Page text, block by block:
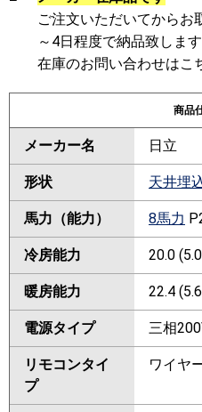
ご注文いただいてからお
～4日程度で納品致しま
在庫のお問い合わせはこ
商品
メーカー名 日立
形状 天井埋
馬力（能力） 8馬力
冷房能力 20.0
暖房能力 22.4
電源タイプ 三相
リモコンタイ
プ
ワイヤ